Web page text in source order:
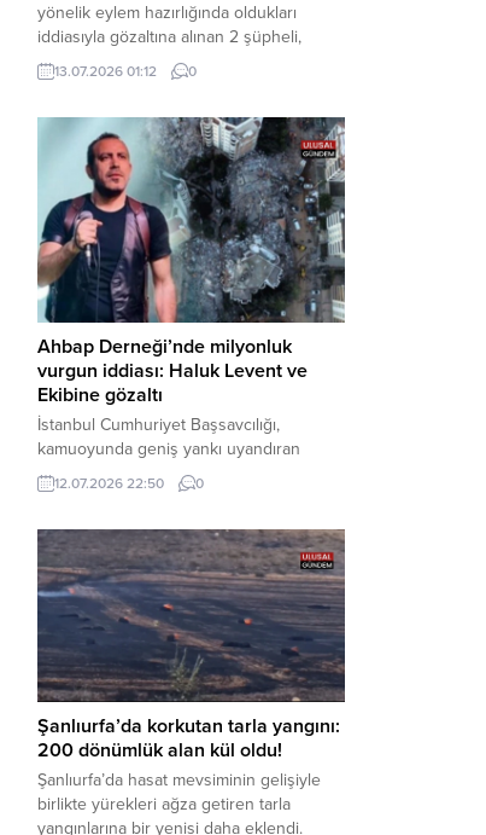
yönelik eylem hazırlığında oldukları
iddiasıyla gözaltına alınan 2 şüpheli,
çıkarıldıkları mahkemece tutuklanarak
cezaevine gönderildi. Haber Merkezi –
tarafından yürütülen geniş kapsamlı
soruşturma çerçevesinde gözaltına
alınan şüphelilerin emniyetteki işlemleri
tamamlandı. Güvenlik birimlerindeki
sorgularının ardından yoğun güvenlik
önlemleri altında adliyeye sevk edilen
U.Y. ve...
13.07.2026 01:12 0
Ahbap Derneği’nde milyonluk
vurgun iddiası: Haluk Levent ve
Ekibine gözaltı
İstanbul Cumhuriyet Başsavcılığı,
kamuoyunda geniş yankı uyandıran
Ahbap Derneği’ne yönelik kapsamlı bir
soruşturma başlattığını ve Dernek
şüphelilerin gözaltına alındığını açıkladı.
Yürütülen tahkikatın “Dernekler
Kanunu’na muhalefet”, “suçtan
kaynaklanan mal varlığı değerlerini
aklama” ve “örgüt” suçlamaları
kapsamında derinleştirildiği bildirildi.
Haber Merkezi – Soruşturmanın
odağında, özellikle 6 Şubat...
12.07.2026 22:50 0
Şanlıurfa’da korkutan tarla yangını:
200 dönümlük alan kül oldu!
Şanlıurfa’da hasat mevsiminin gelişiyle
birlikte yürekleri ağza getiren tarla
yangınlarına bir yenisi daha eklendi.